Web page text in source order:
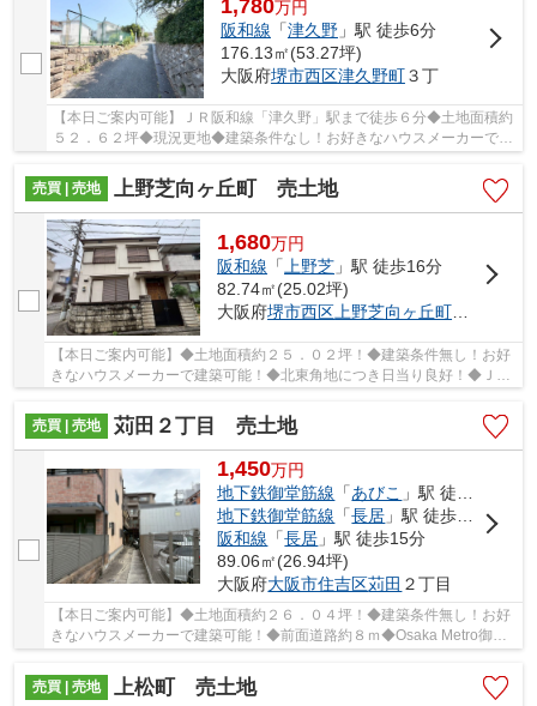
1,780万円
阪和線 「津久野」駅 徒歩6分
176.13㎡(53.27坪)
大阪府堺市西区津久野町３丁
【本日ご案内可能】ＪＲ阪和線「津久野」駅まで徒歩６分◆土地面積約
５２．６２坪◆現況更地◆建築条件なし！お好きなハウスメーカーで建
築可能ですよ！
売買 | 売地
上野芝向ヶ丘町 売土地
1,680万円
阪和線 「上野芝 」駅 徒歩16分
82.74㎡(25.02坪)
大阪府堺市西区上野芝向ヶ丘町６丁
【本日ご案内可能】◆土地面積約２５．０２坪！◆建築条件無し！お好
きなハウスメーカーで建築可能！◆北東角地につき日当り良好！◆ＪＲ
売買 | 売地
苅田２丁目 売土地
1,450万円
地下鉄御堂筋線 「あびこ 」駅 徒歩10分
地下鉄御堂筋線 「長居 」駅 徒歩12分
阪和線 「長居 」駅 徒歩15分
89.06㎡(26.94坪)
大阪府大阪市住吉区苅田 ２丁目
【本日ご案内可能】◆土地面積約２６．０４坪！◆建築条件無し！お好
きなハウスメーカーで建築可能！◆前面道路約８ｍ◆Osaka Metro御堂
売買 | 売地
上松町 売土地